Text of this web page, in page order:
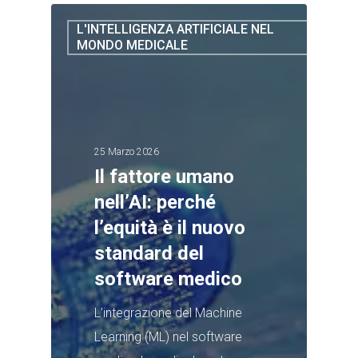
L'INTELLIGENZA ARTIFICIALE NEL
MONDO MEDICALE
25 Marzo 2026
Il fattore umano
nell’AI: perché
l’equità è il nuovo
standard del
software medico
L’integrazione del Machine
Learning (ML) nel software